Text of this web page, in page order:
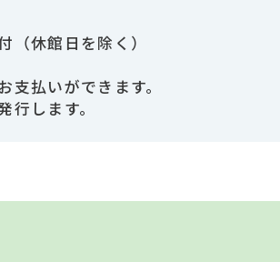
（休館日を除く）
払いができます。
します。